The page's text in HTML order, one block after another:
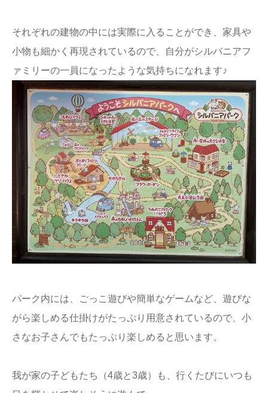
それぞれの建物の中には実際に入ることができ、家具や
小物も細かく再現されているので、自分がシルバニアフ
ァミリーの一員になったような気持ちになれます♪
パーク内には、ごっこ遊びや簡単なゲームなど、遊びな
がら楽しめる仕掛けがたっぷり用意されているので、小
さなお子さんでもたっぷり楽しめると思います。
我が家の子どもたち（4歳と3歳）も、行くたびにいつも